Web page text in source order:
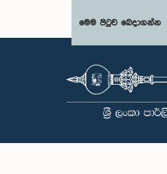
මෙම පිටුව බෙදාගන්න